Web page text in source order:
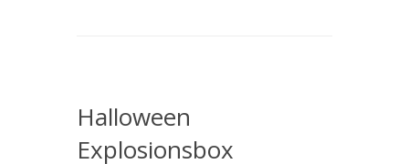
Halloween
Explosionsbox